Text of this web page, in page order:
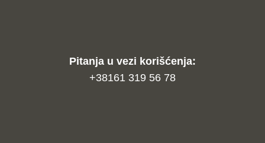
Pitanja u vezi korišćenja:
+38161 319 56 78